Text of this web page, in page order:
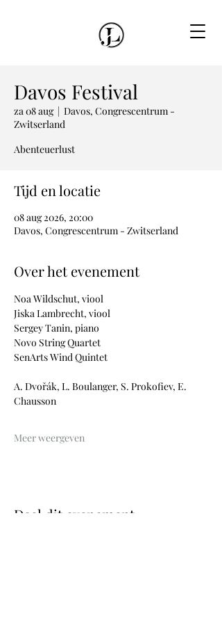
Davos Festival
za 08 aug
  |
Davos, Congrescentrum -
Zwitserland
Abenteuerlust
Tijd en locatie
08 aug 2026, 20:00
Davos, Congrescentrum - Zwitserland
Over het evenement
Noa Wildschut, viool
Jiska Lambrecht, viool
Sergey Tanin, piano
Novo String Quartet
SenArts Wind Quintet
A. Dvořák, L. Boulanger, S. Prokofiev, E.
Chausson
Meer weergeven
Deel dit evenement